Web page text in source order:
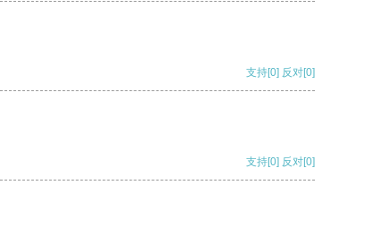
支持[0] 反对[0]
支持[0] 反对[0]